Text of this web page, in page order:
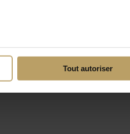
Tout autoriser